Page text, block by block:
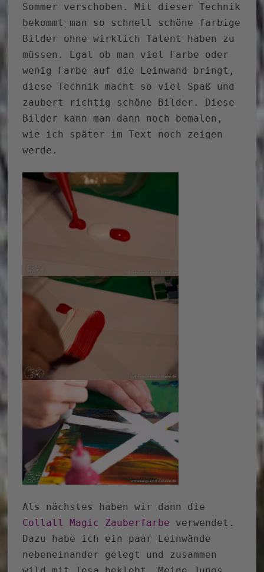
Sommer verschoben. Mit dieser Technik
bekommt man so schnell schöne farbige
Bilder ohne wirklich Talent haben zu
müssen. Egal ob man viel Farbe oder
wenig Farbe auf die Leinwand bringt,
diese Technik macht so viel Spaß und
zaubert richtig schöne Bilder. Diese
Bilder kann man dann noch bemalen,
wie ich später im Text noch zeigen
werde.
Als nächstes haben wir dann die
Collall Magic Zauberfarbe verwendet.
Dazu habe ich ein paar Leinwände
nebeneinander gelegt und zusammen